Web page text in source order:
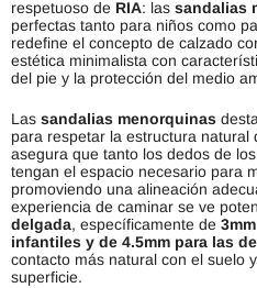
respetuoso de RIA: las sandalias
perfectas tanto para niños como
redefine el concepto de calzado
estética minimalista con
del pie y la protección del medio
Las sandalias menorquinas
para respetar la estructura natural
asegura que tanto los dedos de
tengan el espacio necesario para
promoviendo una alineación
experiencia de caminar se ve
delgada, específicamente de
infantiles y de 4.5mm para las
contacto más natural con el suelo
superficie.